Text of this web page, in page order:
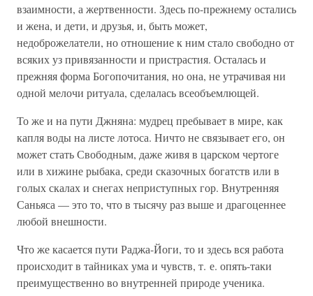
взаимности, а жертвенности. Здесь по-прежнему остались
и жена, и дети, и друзья, и, быть может,
недоброжелатели, но отношение к ним стало свободно от
всяких уз привязанности и пристрастия. Осталась и
прежняя форма Богопочитания, но она, не утрачивая ни
одной мелочи ритуала, сделалась всеобъемлющей.
То же и на пути Джняна: мудрец пребывает в мире, как
капля воды на листе лотоса. Ничто не связывает его, он
может стать Свободным, даже живя в царском чертоге
или в хижине рыбака, среди сказочных богатств или в
голых скалах и снегах неприступных гор. Внутренняя
Саньяса — это то, что в тысячу раз выше и драгоценнее
любой внешности.
Что же касается пути Раджа-Йоги, то и здесь вся работа
происходит в тайниках ума и чувств, т. е. опять-таки
преимущественно во внутренней природе ученика.